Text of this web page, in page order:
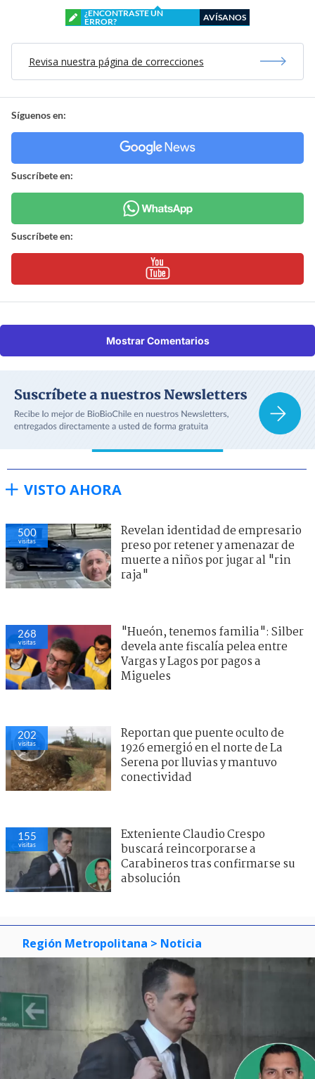
¿ENCONTRASTE UN
ERROR?
AVÍSANOS
Revisa nuestra página de correcciones
Síguenos en:
Suscríbete en:
Suscríbete en:
Mostrar Comentarios
VISTO AHORA
500
visitas
Revelan identidad de empresario
preso por retener y amenazar de
muerte a niños por jugar al "rin
raja"
268
visitas
"Hueón, tenemos familia": Silber
devela ante fiscalía pelea entre
Vargas y Lagos por pagos a
Migueles
202
visitas
Reportan que puente oculto de
1926 emergió en el norte de La
Serena por lluvias y mantuvo
conectividad
155
visitas
Exteniente Claudio Crespo
buscará reincorporarse a
Carabineros tras confirmarse su
absolución
Región Metropolitana > Noticia